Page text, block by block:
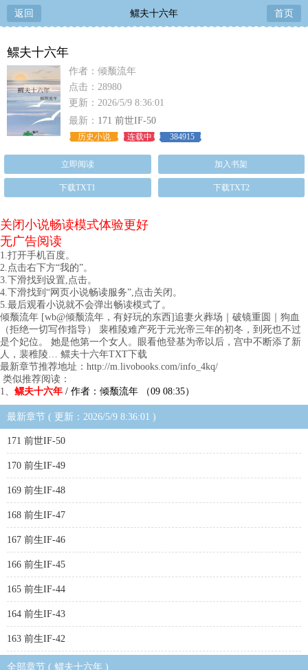
返回 鳏夫十六年 首页
鳏夫十六年
作者：倾颓流年
点击：28980
更新：2026/5/9 8:36:01
最新： 171 前世IF-50
历史小说 连载中 384915
立即阅读 加入书架
下载TXT1 下载TXT2
关闭小说畅读模式体验更好
无广告阅读
1.打开手机百度。
2.点击右下方“我的”。
3.下滑找到设置,点击。
4.下滑找到“网页小说畅读服务”,点击关闭。
5.最后观看小说就不会弹出畅读模式了。
倾颓流年 [wb@倾颓流年，有好玩的东西]追妻火葬场｜破镜重圆｜狗血
（拒绝一切写作指导） 裴稚陵难产死于元光帝三年的初冬，到死也不过
是个妃位。 她是他第一个女人。眼看他登基为帝以后，宫中不断添了新
人，裴稚陵… 鳏夫十六年TXT下载
最新章节推荐地址：http://m.livobooks.com/info_4kq/
类似推荐阅读：
1、 鳏夫十六年 / 作者：倾颓流年 （09 08:35）
最新章节 ( 更新：2026/5/9 8:36:01 )
171 前世IF-50
170 前生IF-49
169 前生IF-48
168 前生IF-47
167 前生IF-46
166 前生IF-45
165 前生IF-44
164 前生IF-43
163 前生IF-42
全部章节 ( 鳏夫十六年 )